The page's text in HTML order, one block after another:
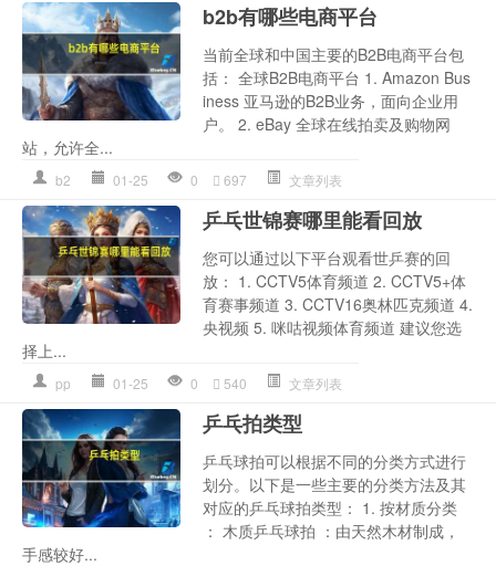
b2b有哪些电商平台
当前全球和中国主要的B2B电商平台包
括： 全球B2B电商平台 1. Amazon Bus
iness 亚马逊的B2B业务，面向企业用
户。 2. eBay 全球在线拍卖及购物网
站，允许全...
b2 01-25 0 697 文章列表
乒乓世锦赛哪里能看回放
您可以通过以下平台观看世乒赛的回
放： 1. CCTV5体育频道 2. CCTV5+体
育赛事频道 3. CCTV16奥林匹克频道 4.
央视频 5. 咪咕视频体育频道 建议您选
择上...
pp 01-25 0 540 文章列表
乒乓拍类型
乒乓球拍可以根据不同的分类方式进行
划分。以下是一些主要的分类方法及其
对应的乒乓球拍类型： 1. 按材质分类
： 木质乒乓球拍 ：由天然木材制成，
手感较好...